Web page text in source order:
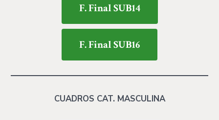
F. Final SUB14
F. Final SUB16
CUADROS CAT. MASCULINA